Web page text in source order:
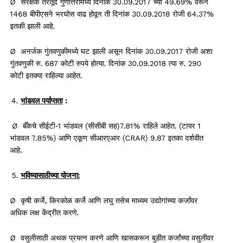
Ø संरक्षक तरतूद गुणोत्तरामध्ये दिनांक 30.09.2017 च्या 49.69% वरून
1468 बीपीएसने भरघोस वाढ होवून ती दिनांक 30.09.2018 रोजी 64.37%
इतकी झाली आहे.
Ø अनर्जक गुंतवणुकीमध्ये घट झाली असून दिनांक 30.09.2017 रोजी अशा
गुंतवणुकी रु. 687 कोटी रुपये होत्या. दिनांक 30.09.2018 त्या रु. 290
कोटी इतक्या राहिल्या आहेत.
भांडवल पर्याप्तता :
Ø बँकेचे सीईटी-1 भांडवल (सीसीबी सह)7.81% राहिले आहेत. (टायर 1
भांडवल 7.85%) आणि एकूण सीआरएआर (CRAR) 9.87 इतका दर्शवीत
आहे.
भविष्यासाठीच्या योजना:
Ø कृषी कर्जे, किरकोळ कर्जे आणि लघु तसेच माध्यम उद्योगांच्या कर्जांवर
अधिक लक्ष केंद्रीत करणे.
Ø वसुलीसाठी अथक प्रयत्न करणे आणि खासकरून बुडीत कर्जांच्या वसुलीवर